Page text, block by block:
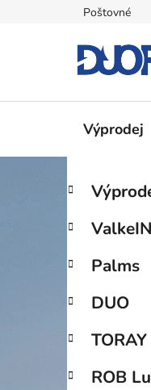
Poštovné
Výprodej
P
s
r
n
n
í
p
Přeskočit
kategorie
K
a
e
o
i
ValkeIN
Palms
DUO
TORAY
ROB